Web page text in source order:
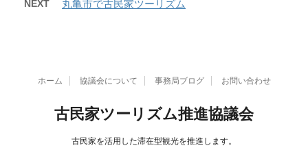
NEXT 丸亀市で古民家ツーリズム
ホーム 協議会について 事務局ブログ お問い合わせ
古民家ツーリズム推進協議会
古民家を活用した滞在型観光を推進します。